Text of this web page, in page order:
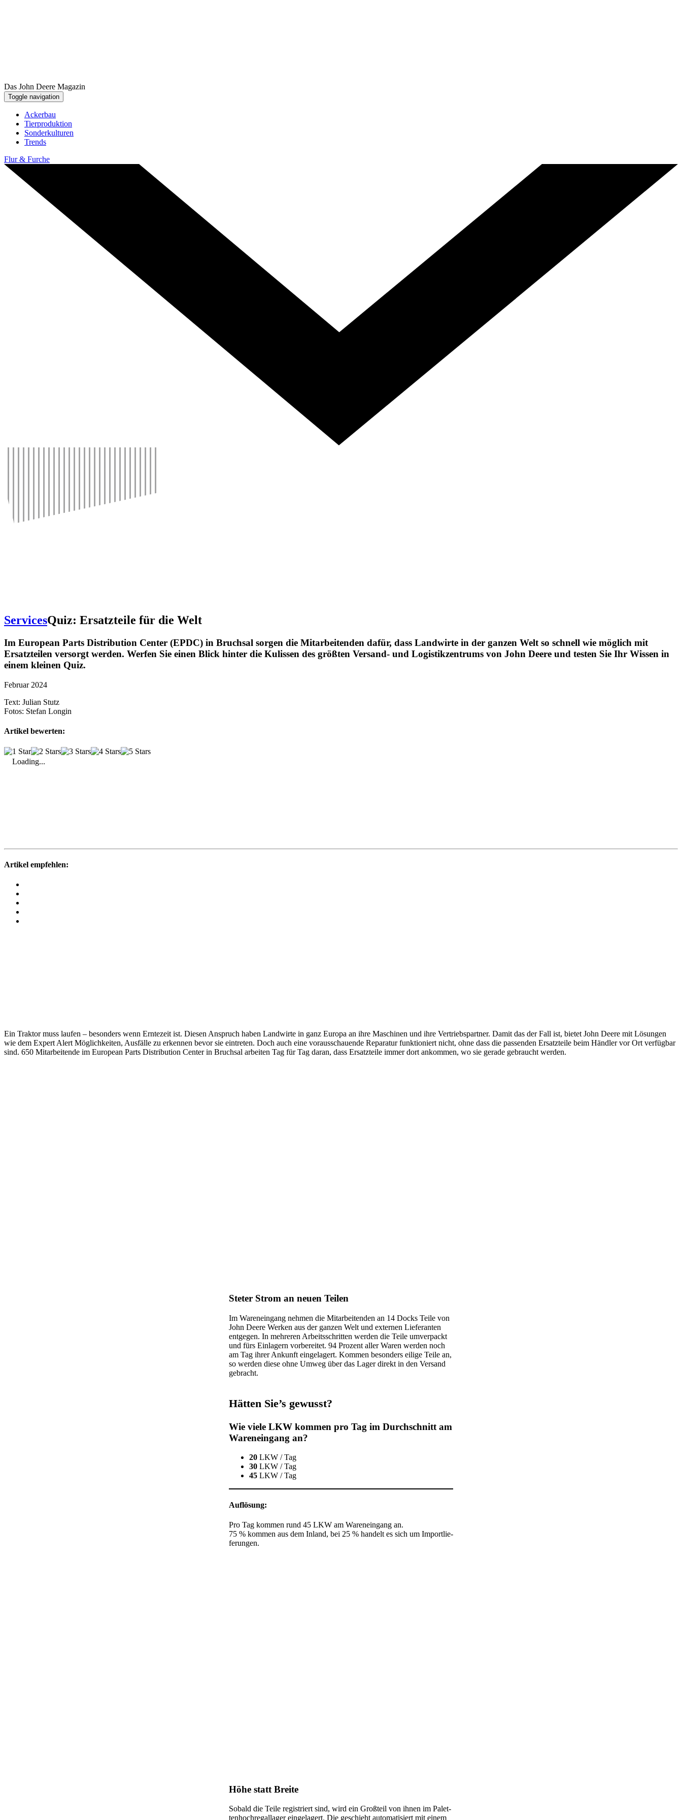
Das John Deere Magazin
Toggle navigation
Ackerbau
Tier­pro­duk­tion
Sonder­kul­turen
Trends
Flur & Furche
ServicesQuiz: Ersatz­teile für die Welt
Im Euro­pean Parts Distri­bu­tion Center (EPDC) in Bruchsal sorgen die Mitar­bei­tenden dafür, dass Land­wirte in der ganzen Welt so schnell wie möglich mit
Ersatz­teilen versorgt werden. Werfen Sie einen Blick hinter die Kulissen des größten Versand- und Logis­tik­zen­trums von John Deere und testen Sie Ihr Wissen in
einem kleinen Quiz.
Februar 2024
Text: Julian Stutz
Fotos: Stefan Longin
Artikel bewerten:
Loading...
Artikel empfehlen:
Ein Traktor muss laufen – beson­ders wenn Ernte­zeit ist. Diesen Anspruch haben Land­wirte in ganz Europa an ihre Maschinen und ihre Vertriebs­partner. Damit das der Fall ist, bietet John Deere mit Lösungen
wie dem Expert Alert Möglich­keiten, Ausfälle zu erkennen bevor sie eintreten. Doch auch eine voraus­schau­ende Repa­ratur funk­tio­niert nicht, ohne dass die passenden Ersatz­teile beim Händler vor Ort verfügbar
sind. 650 Mitar­bei­tende im Euro­pean Parts Distri­bu­tion Center in Bruchsal arbeiten Tag für Tag daran, dass Ersatz­teile immer dort ankommen, wo sie gerade gebraucht werden.
Steter Strom an neuen Teilen
Im Waren­ein­gang nehmen die Mitar­bei­tenden an 14 Docks Teile von
John Deere Werken aus der ganzen Welt und externen Liefe­ranten
entgegen. In mehreren Arbeits­schritten werden die Teile umver­packt
und fürs Einla­gern vorbe­reitet. 94 Prozent aller Waren werden noch
am Tag ihrer Ankunft einge­la­gert. Kommen beson­ders eilige Teile an,
so werden diese ohne Umweg über das Lager direkt in den Versand
gebracht.
Hätten Sie’s gewusst?
Wie viele LKW kommen pro Tag im Durch­schnitt am
Waren­ein­gang an?
20LKW / Tag
30LKW / Tag
45LKW / Tag
Auflö­sung:
Pro Tag kommen rund 45 LKW am Waren­ein­gang an.
75 % kommen aus dem Inland, bei 25 % handelt es sich um Import­lie­
fe­rungen.
Höhe statt Breite
Sobald die Teile regis­triert sind, wird ein Groß­teil von ihnen im Palet­
ten­hoch­re­gal­lager einge­la­gert. Die geschieht auto­ma­ti­siert mit einem